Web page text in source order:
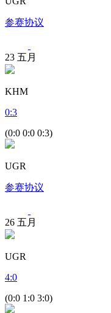
参赛协议
23 五月
KHM
0:3
(0:0 0:0 0:3)
UGR
参赛协议
26 五月
UGR
4:0
(0:0 1:0 3:0)